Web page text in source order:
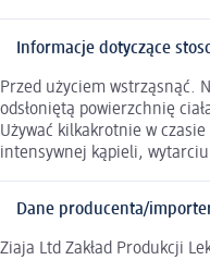
Informacje dotyczące
Przed użyciem wstrząsnąć.
odsłoniętą powierzchnię
Używać kilkakrotnie w czasie
intensywnej kąpieli,
Dane producenta/
Ziaja Ltd Zakład Produkcji